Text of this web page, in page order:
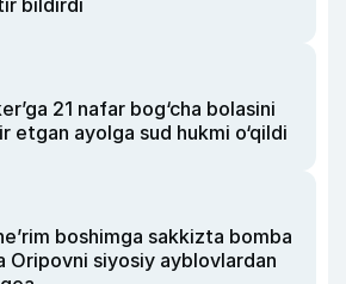
21 nafar bog‘cha bolasini
etgan ayolga sud hukmi o‘qildi
boshimga sakkizta bomba
Oripovni siyosiy ayblovlardan